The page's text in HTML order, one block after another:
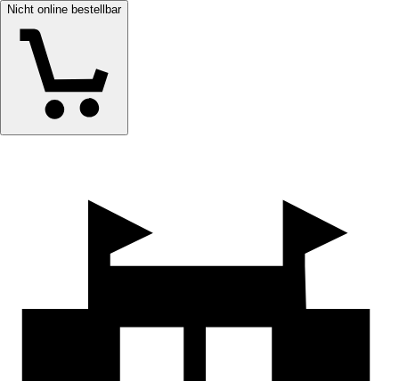
Nicht online bestellbar